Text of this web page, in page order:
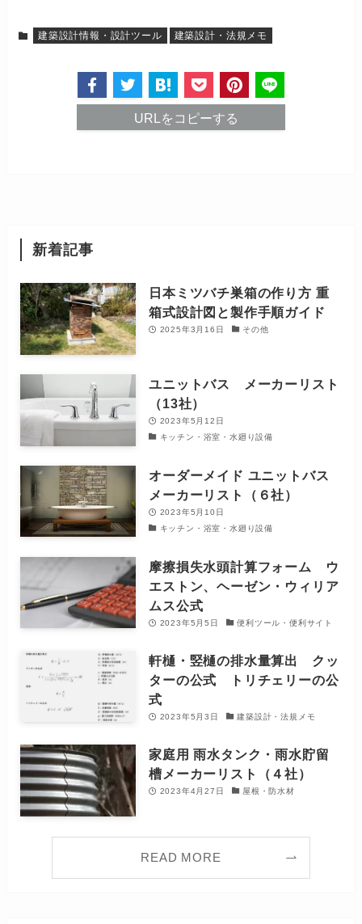
建築設計情報・設計ツール 建築設計・法規メモ
URLをコピーする
新着記事
日本ミツバチ巣箱の作り方 重
箱式設計図と製作手順ガイド
2025年3月16日 その他
ユニットバス メーカーリスト
（13社）
2023年5月12日
キッチン・浴室・水廻り設備
オーダーメイド ユニットバス
メーカーリスト（６社）
2023年5月10日
キッチン・浴室・水廻り設備
摩擦損失水頭計算フォーム ウ
エストン、ヘーゼン・ウィリア
ムス公式
2023年5月5日 便利ツール・便利サイト
軒樋・竪樋の排水量算出 クッ
ターの公式 トリチェリーの公
式
2023年5月3日 建築設計・法規メモ
家庭用 雨水タンク・雨水貯留
槽メーカーリスト（４社）
2023年4月27日 屋根・防水材
READ MORE